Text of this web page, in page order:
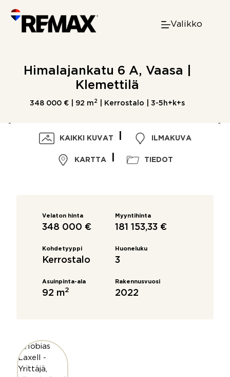
content
Valikko
Himalajankatu 6 A, Vaasa |
Klemettilä
348 000 € | 92 m 2 | Kerrostalo | 3-5h+k+s
KAIKKI KUVAT ILMAKUVA
KARTTA TIEDOT
Velaton hinta
348 000 €
Myyntihinta
181 153,33 €
Kohdetyyppi
Kerrostalo
Huoneluku
3
Asuinpinta-ala
92 m2
Rakennusvuosi
2022